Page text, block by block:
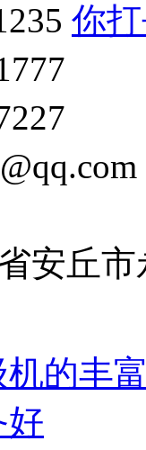
安丘市
的丰
好